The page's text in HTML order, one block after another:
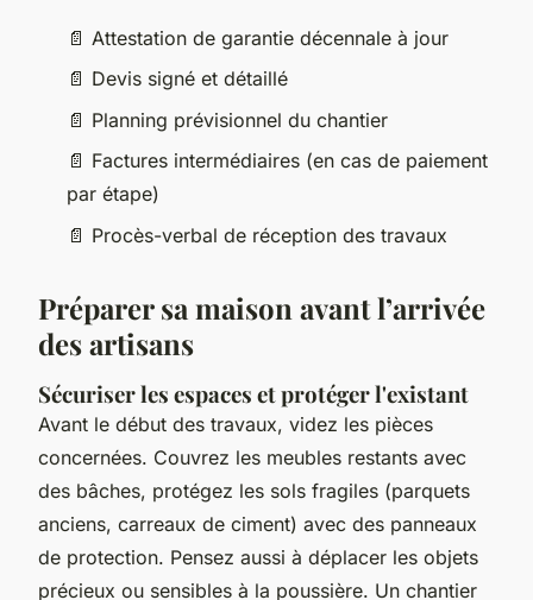
📄 Attestation de garantie décennale à jour
📄 Devis signé et détaillé
📄 Planning prévisionnel du chantier
📄 Factures intermédiaires (en cas de paiement
par étape)
📄 Procès-verbal de réception des travaux
Préparer sa maison avant l’arrivée
des artisans
Sécuriser les espaces et protéger l'existant
Avant le début des travaux, videz les pièces
concernées. Couvrez les meubles restants avec
des bâches, protégez les sols fragiles (parquets
anciens, carreaux de ciment) avec des panneaux
de protection. Pensez aussi à déplacer les objets
précieux ou sensibles à la poussière. Un chantier